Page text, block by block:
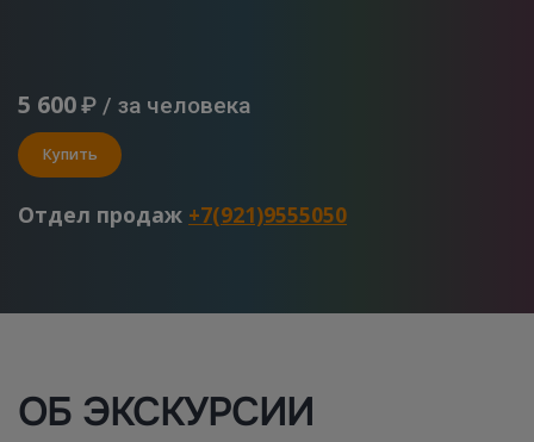
Купить
5 600₽ / за человека
Отдел продаж +7(921)9555050
ОБ ЭКСКУРСИИ